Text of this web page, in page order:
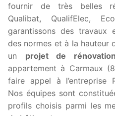
fournir de très belles
Qualibat, QualifElec,
garantissons des travaux
des normes et à la hauteur
un projet de rénovation
appartement à Carmaux
faire appel à l’entreprise
Nos équipes sont
profils choisis parmi les